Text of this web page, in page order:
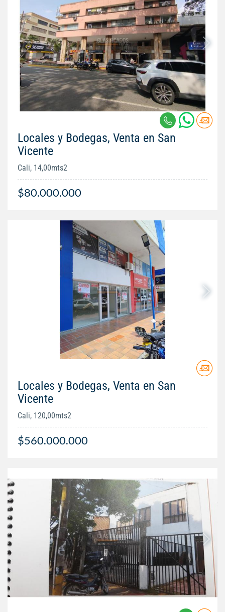
Locales y Bodegas, Venta en San
Vicente
Cali, 14,00mts2
$80.000.000
Locales y Bodegas, Venta en San
Vicente
Cali, 120,00mts2
$560.000.000